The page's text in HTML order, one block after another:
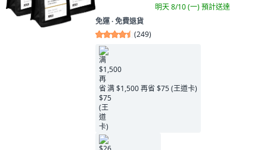
明天 8/10 (一)預計送達
免運 ∙ 免費退貨
(249)
满 $1,500 再省 $75 (王道卡)